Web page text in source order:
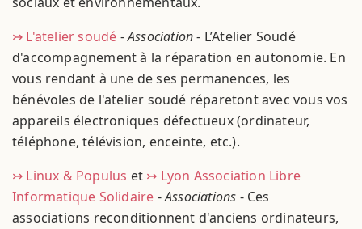
↣ L'atelier soudé -Association- L’Atelier Soudé
d'accompagnement à la réparation en autonomie. En
vous rendant à une de ses permanences, les
bénévoles de l'atelier soudé réparetont avec vous vos
appareils électroniques défectueux (ordinateur,
téléphone, télévision, enceinte, etc.).
↣ Linux & Populus et ↣ Lyon Association Libre
Informatique Solidaire -Associations - Ces
associations reconditionnent d'anciens ordinateurs,